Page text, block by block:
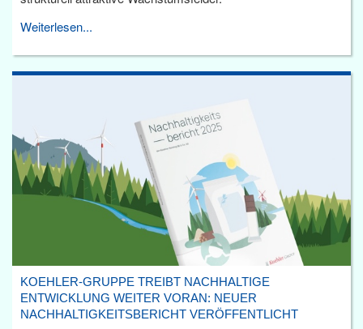
Weiterlesen...
KOEHLER-GRUPPE TREIBT NACHHALTIGE
ENTWICKLUNG WEITER VORAN: NEUER
NACHHALTIGKEITSBERICHT VERÖFFENTLICHT